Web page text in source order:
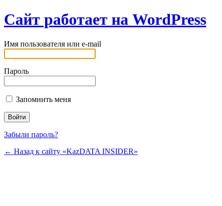
Сайт работает на WordPress
Имя пользователя или e-mail
Пароль
Запомнить меня
Забыли пароль?
← Назад к сайту «KazDATA INSIDER»